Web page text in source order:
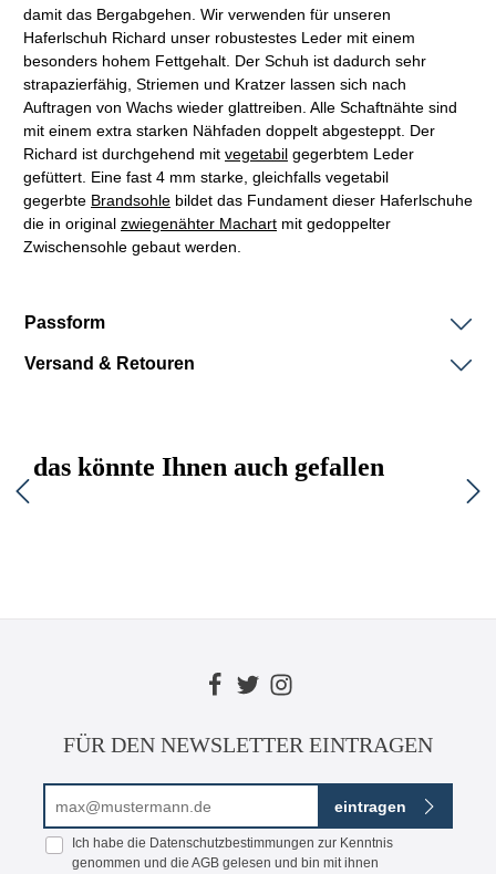
damit das Bergabgehen. Wir verwenden für unseren
Haferlschuh Richard unser robustestes Leder mit einem
besonders hohem Fettgehalt. Der Schuh ist dadurch sehr
strapazierfähig, Striemen und Kratzer lassen sich nach
Auftragen von Wachs wieder glattreiben. Alle Schaftnähte sind
mit einem extra starken Nähfaden doppelt abgesteppt. Der
Richard ist durchgehend mit vegetabil gegerbtem Leder
gefüttert. Eine fast 4 mm starke, gleichfalls vegetabil
gegerbte Brandsohle bildet das Fundament dieser Haferlschuhe
die in original zwiegenähter Machart mit gedoppelter
Zwischensohle gebaut werden.
Passform
Versand & Retouren
das könnte Ihnen auch gefallen
FÜR DEN NEWSLETTER EINTRAGEN
eintragen
Ich habe die Datenschutzbestimmungen zur Kenntnis
genommen und die AGB gelesen und bin mit ihnen